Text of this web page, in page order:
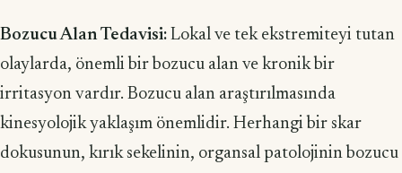
Bozucu Alan Tedavisi: Lokal ve tek ekstremiteyi tutan
olaylarda, önemli bir bozucu alan ve kronik bir
irritasyon vardır. Bozucu alan araştırılmasında
kinesyolojik yaklaşım önemlidir. Herhangi bir skar
dokusunun, kırık sekelinin, organsal patolojinin bozucu